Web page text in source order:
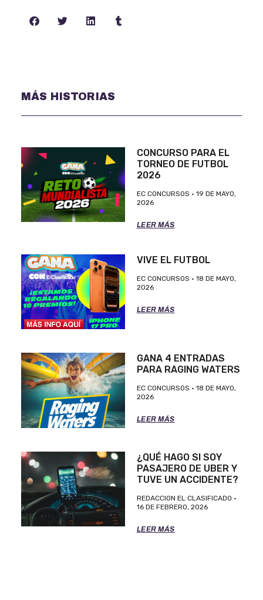
MÁS HISTORIAS
CONCURSO PARA EL
TORNEO DE FUTBOL
2026
EC CONCURSOS
19 DE MAYO,
2026
LEER MÁS
VIVE EL FUTBOL
EC CONCURSOS
18 DE MAYO,
2026
LEER MÁS
GANA 4 ENTRADAS
PARA RAGING WATERS
EC CONCURSOS
18 DE MAYO,
2026
LEER MÁS
¿QUÉ HAGO SI SOY
PASAJERO DE UBER Y
TUVE UN ACCIDENTE?
REDACCION EL CLASIFICADO
16 DE FEBRERO, 2026
LEER MÁS